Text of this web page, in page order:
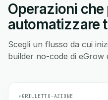
Operazioni che
automatizzare
Scegli un flusso da cui
builder no-code di eGrow
⚡ GRILLETTO→AZIONE